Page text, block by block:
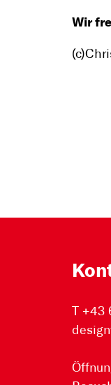
Wir
T